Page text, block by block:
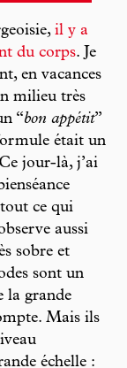
il y a
du corps. Je
en vacances
milieu très
“bon appétit”
était un
jour-là, j’ai
ce qui
aussi
sobre et
sont un
la grande
Mais ils
échelle :